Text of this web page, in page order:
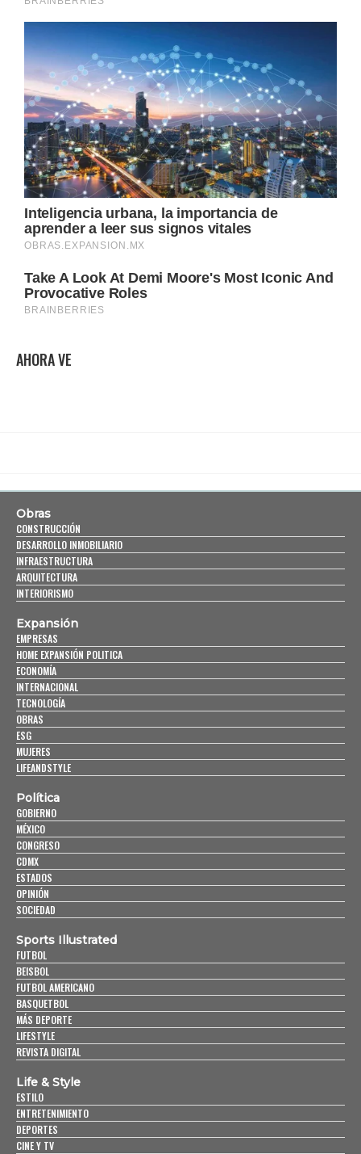
AHORA VE
Obras
CONSTRUCCIÓN
DESARROLLO INMOBILIARIO
INFRAESTRUCTURA
ARQUITECTURA
INTERIORISMO
Expansión
EMPRESAS
HOME EXPANSIÓN POLITICA
ECONOMÍA
INTERNACIONAL
TECNOLOGÍA
OBRAS
ESG
MUJERES
LIFEANDSTYLE
Política
GOBIERNO
MÉXICO
CONGRESO
CDMX
ESTADOS
OPINIÓN
SOCIEDAD
Sports Illustrated
FUTBOL
BEISBOL
FUTBOL AMERICANO
BASQUETBOL
MÁS DEPORTE
LIFESTYLE
REVISTA DIGITAL
Life & Style
ESTILO
ENTRETENIMIENTO
DEPORTES
CINE Y TV